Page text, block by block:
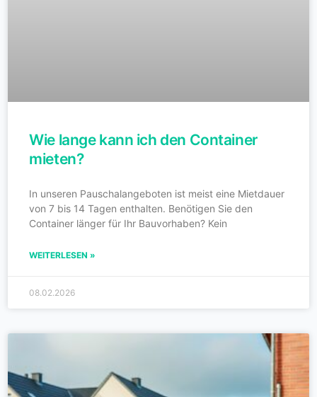
Wie lange kann ich den Container
mieten?
In unseren Pauschalangeboten ist meist eine Mietdauer
von 7 bis 14 Tagen enthalten. Benötigen Sie den
Container länger für Ihr Bauvorhaben? Kein
WEITERLESEN »
08.02.2026